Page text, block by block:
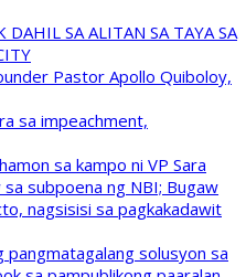
DAHIL SA ALITAN SA TAYA SA
Pastor Apollo Quiboloy,
sa impeachment,
sa kampo ni VP Sara
subpoena ng NBI; Bugaw
nagsisisi sa pagkakadawit
pangmatagalang solusyon sa